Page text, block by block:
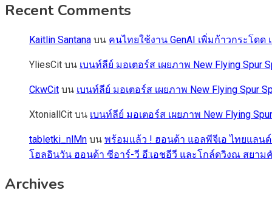
Recent Comments
Kaitlin Santana บน คนไทยใช้งาน GenAI เพิ่มก้าวกระโด
YliesCit บน เบนท์ลีย์ มอเตอร์ส เผยภาพ New Flying
CkwCit บน เบนท์ลีย์ มอเตอร์ส เผยภาพ New Flying Spur
XtoniallCit บน เบนท์ลีย์ มอเตอร์ส เผยภาพ New Flying
tabletki_nlMn บน พร้อมแล้ว ! ฮอนด้า แอลพีจีเอ ไทยแลนด์
โฮลอินวัน ฮอนด้า ซีอาร์-วี อี:เอชอีวี และโกล์ดวิงณ สยา
Archives